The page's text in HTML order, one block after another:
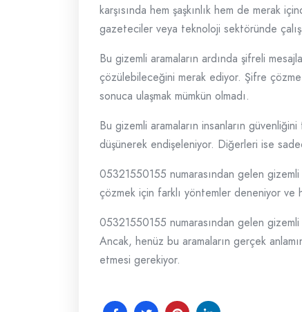
karşısında hem şaşkınlık hem de merak
gazeteciler veya teknoloji sektöründe
Bu gizemli aramaların ardında şifreli
çözülebileceğini merak ediyor. Şifre çözme
sonuca ulaşmak mümkün olmadı.
Bu gizemli aramaların insanların
düşünerek endişeleniyor. Diğerleri ise
05321550155 numarasından gelen gizemli
çözmek için farklı yöntemler deneniyor ve
05321550155 numarasından gelen
Ancak, henüz bu aramaların gerçek
etmesi gerekiyor.